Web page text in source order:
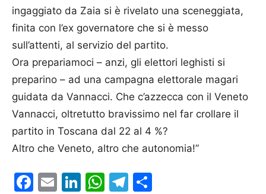
ingaggiato da Zaia si è rivelato una sceneggiata,
finita con l’ex governatore che si è messo
sull’attenti, al servizio del partito.
Ora prepariamoci – anzi, gli elettori leghisti si
preparino – ad una campagna elettorale magari
guidata da Vannacci. Che c’azzecca con il Veneto
Vannacci, oltretutto bravissimo nel far crollare il
partito in Toscana dal 22 al 4 %?
Altro che Veneto, altro che autonomia!”
Facebook
EmailLinkedIn
WhatsApp
Telegram